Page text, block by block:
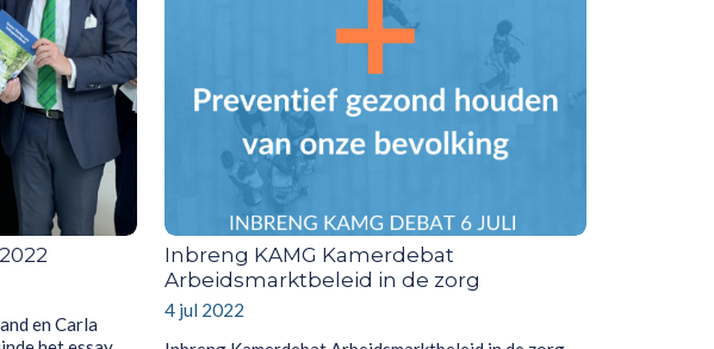
en Carla
Inbreng KAMG Kamerdebat
Arbeidsmarktbeleid in de zorg
4 jul 2022